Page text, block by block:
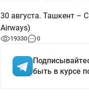
30 августа. Ташкент –
Airways)
19330 0
быть в курсе